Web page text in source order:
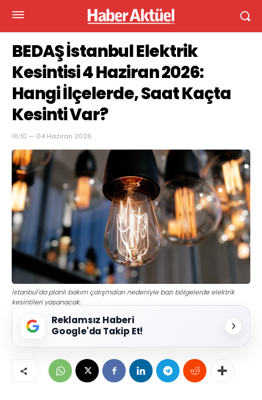
BEDAŞ İstanbul Elektrik
Kesintisi 4 Haziran 2026:
Hangi İlçelerde, Saat Kaçta
Kesinti Var?
16:10 — 04 Haziran 2026
İstanbul'da planlı bakım çalışmaları nedeniyle bazı bölgelerde elektrik
kesintileri yaşanacak.
Reklamsız Haberi
Google'da Takip Et!